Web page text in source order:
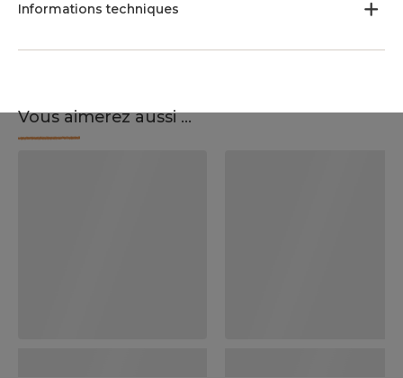
Informations techniques
Vous aimerez aussi ...